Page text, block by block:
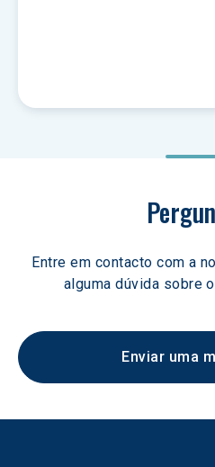
Entre em contacto com a
alguma dúvida sobre
Enviar uma